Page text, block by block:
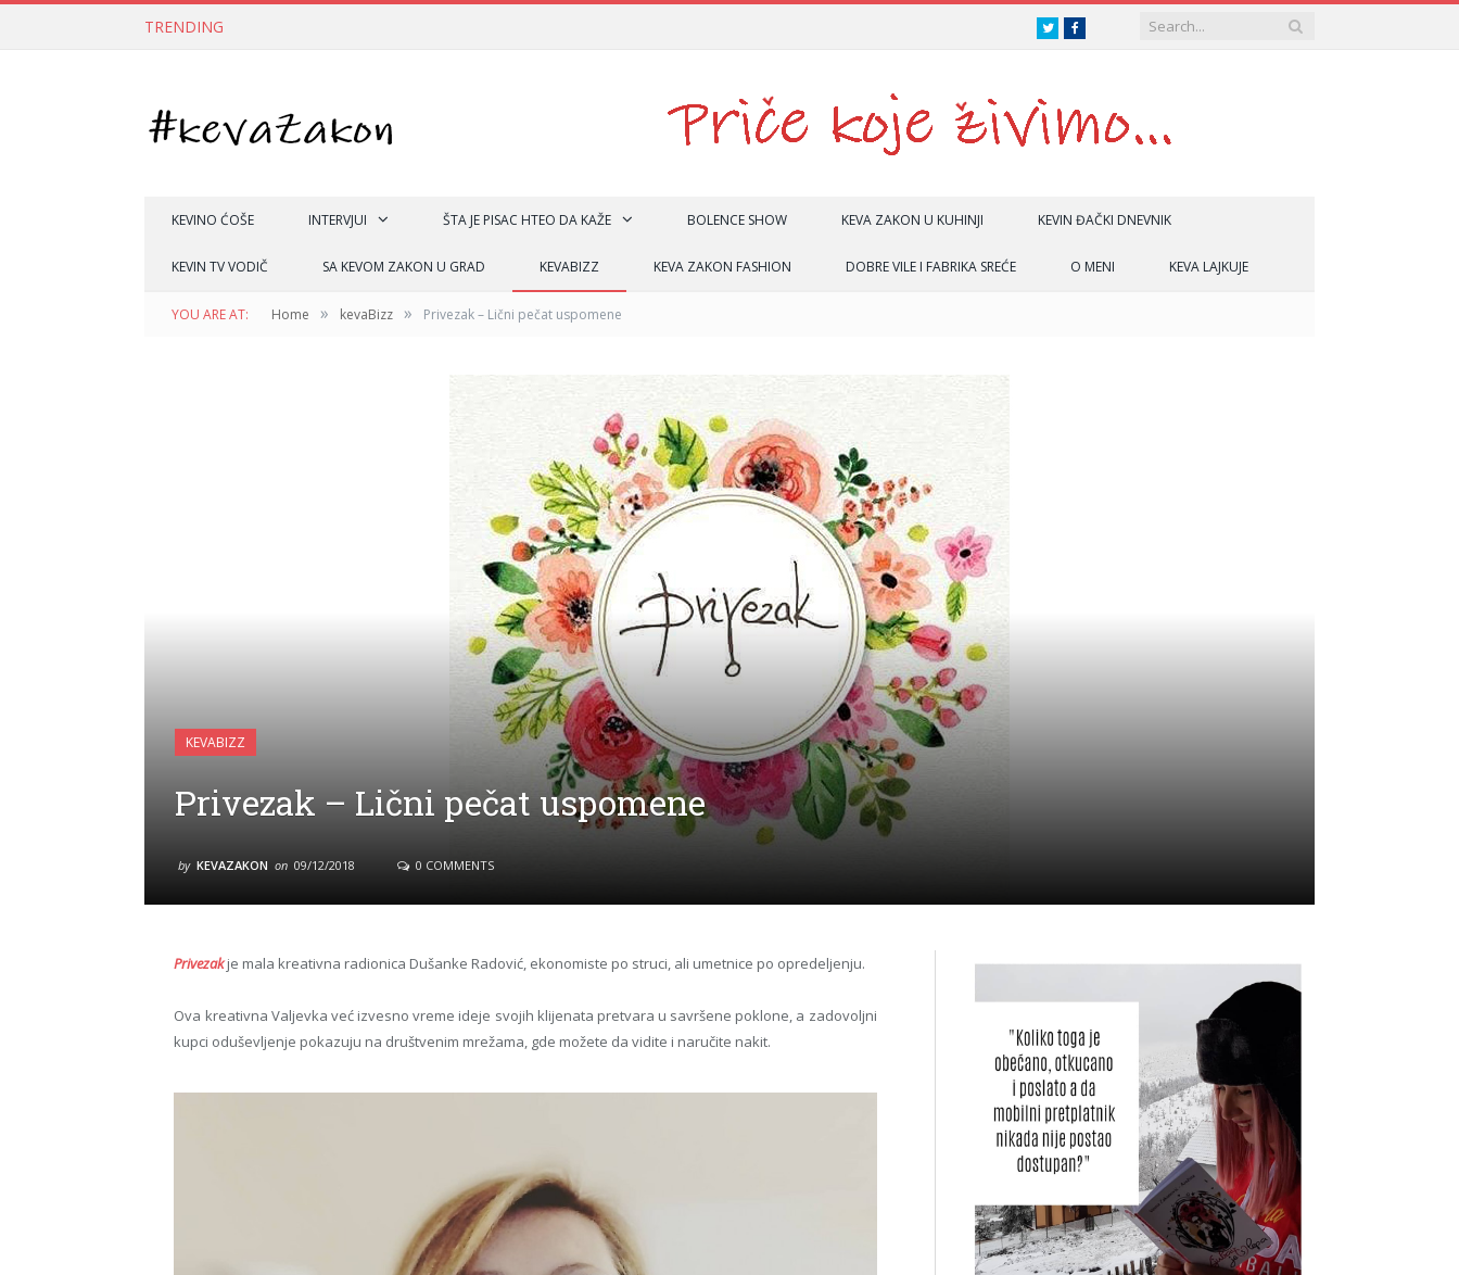
TRENDING TwitterFacebook
KEVINO ĆOŠE INTERVJUI ŠTA JE PISAC HTEO DA KAŽE BOLENCE SHOW KEVA ZAKON U KUHINJI KEVIN ĐAČKI DNEVNIK
KEVIN TV VODIČ SA KEVOM ZAKON U GRAD KEVABIZZ KEVA ZAKON FASHION DOBRE VILE I FABRIKA SREĆE O MENI KEVA LAJKUJE
YOU ARE AT: Home » kevaBizz » Privezak – Lični pečat uspomene
KEVABIZZ
Privezak – Lični pečat uspomene
by KEVAZAKON on 09/12/2018 0 COMMENTS
Privezak je mala kreativna radionica Dušanke Radović, ekonomiste po struci, ali umetnice po opredeljenju.
Ova kreativna Valjevka već izvesno vreme ideje svojih klijenata pretvara u savršene poklone, a zadovoljni
kupci oduševljenje pokazuju na društvenim mrežama, gde možete da vidite i naručite nakit.